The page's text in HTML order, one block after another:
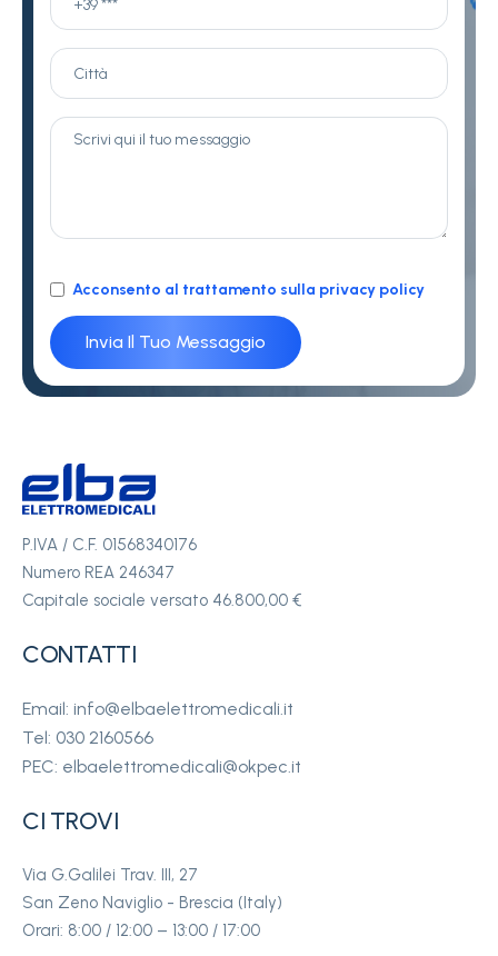
Acconsento al trattamento sulla privacy policy
P.IVA / C.F. 01568340176
Numero REA 246347
Capitale sociale versato 46.800,00 €
CONTATTI
Email: info@elbaelettromedicali.it
Tel: 030 2160566
PEC: elbaelettromedicali@okpec.it
CI TROVI
Via G.Galilei Trav. III, 27
San Zeno Naviglio - Brescia (Italy)
Orari: 8:00 / 12:00 – 13:00 / 17:00